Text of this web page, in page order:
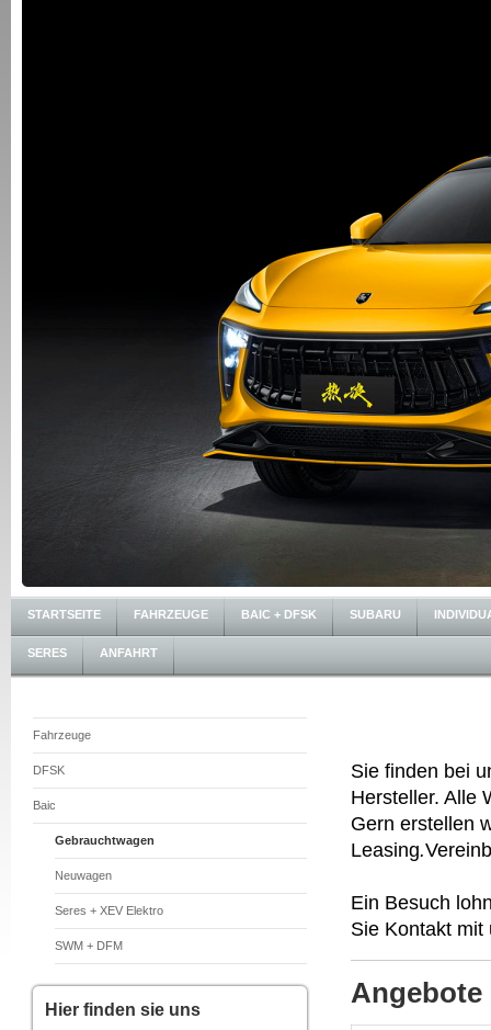
STARTSEITE FAHRZEUGE BAIC + DFSK SUBARU
SERES ANFAHRT
Fahrzeuge
DFSK
Baic
Gebrauchtwagen
Neuwagen
Seres + XEV Elektro
SWM + DFM
Hier finden sie uns
Sie finden bei
Hersteller. Alle
Gern erstellen
Leasing.
Ein Besuch
Sie Kontakt mit
Angebote